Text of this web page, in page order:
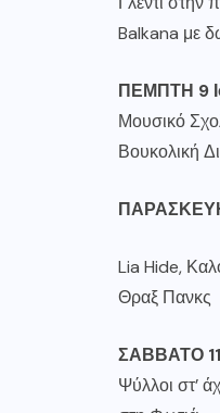
Balkana με
ΠΕΜΠΤΗ 9
Μουσικό
Βουκολική
Lia Hide,
Θραξ Πανκς
ΣΑΒΒΑΤΟ 11
Ψύλλοι στ’